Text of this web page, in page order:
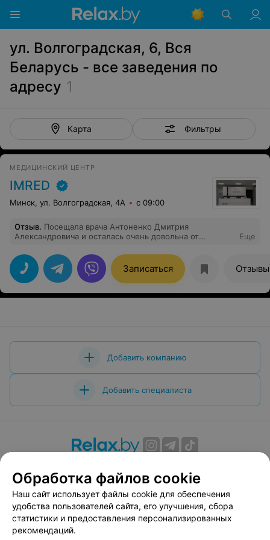
ул. Волгоградская, 6, Вся
Беларусь - все заведения по
адресу 1
Карта Фильтры
МЕДИЦИНСКИЙ ЦЕНТР
IMRED
Минск, ул. Волгоградская, 4А с 09:00
Отзыв. Посещала врача Антоненко Дмитрия
Александровича и осталась очень довольна от
Проконсультировал, на все интересующие вопросы
ответил. Рекомендую!
Еще
Записаться Отзывы
Добавить компанию
Добавить специалиста
Вакансии
Публичный договор
Способы оплаты
Публичный договор по использованию сервиса
«Афиша»
Пользовательское соглашение
Обработка файлов cookie
Наш сайт использует файлы cookie для обеспечения
удобства пользователей сайта, его улучшения, сбора
статистики и предоставления персонализированных
рекомендаций.